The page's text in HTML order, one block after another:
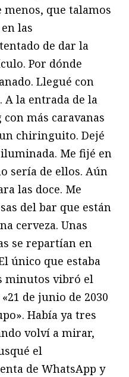
menos, que talamos
las
de dar la
Por dónde
Llegué con
A la entrada de la
más caravanas
chiringuito. Dejé
Me fijé en
sería de ellos. Aún
las doce. Me
del bar que están
cerveza. Unas
se repartían en
único que estaba
minutos vibró el
de junio de 2030
Había ya tres
volví a mirar,
el
de WhatsApp y